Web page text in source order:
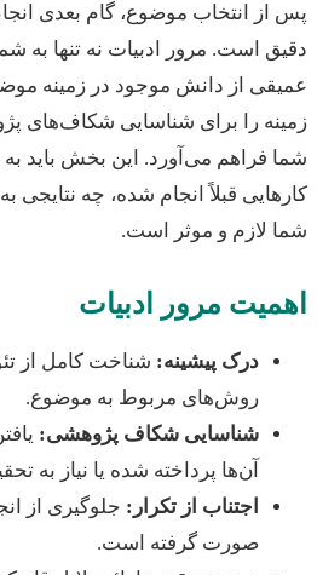
انتخاب موضوع، گام بعدی انجام
است. مرور ادبیات نه تنها به شما
از دانش موجود در زمینه موضوع
را برای شناسایی شکاف‌های
فراهم می‌آورد. این بخش باید به
قبلاً انجام شده، چه نتایجی به
لازم و موثر است.
مرور ادبیات
درک پیشینه:شناخت کامل از
روش‌های مربوط به موضوع.
شناسایی شکاف پژوهشی:یافتن
آن‌ها پرداخته شده یا نیاز به تحقیق
اجتناب از تکرار:جلوگیری از انجام
صورت گرفته است.